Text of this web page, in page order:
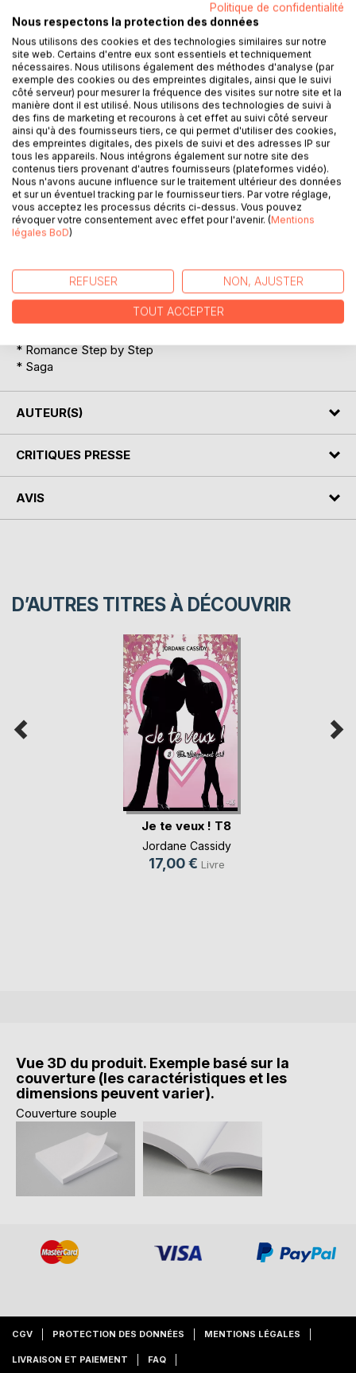
Kaya a lancé la pire sentence à Ethan, la plus délicieuse
aussi. Alors qu'il s'efforce de l'oublier, voilà qu'elle décide
de ne rien lâcher entre eux et lui crie la plus belle preuve
d'amour qu'il puisse recevoir. Bien plus belle qu'un «je
t'aime !».
Comment réagir dans ces conditions alors que le Docteur
Courtois s'amuse à disséquer son comportement et le
pousse dans ses retranchements ? Comment Kaya va-t-
elle mettre en pratique sa menace ? Quelles cartes va-t-
elle jouer pour le faire flancher ?
Ethan n'est pas au bout de ses surprises !
Retrouvez votre princesse préférée prête à tout pour
séduire M. Connard !
* Romance Step by Step
* Saga
AUTEUR(S)
CRITIQUES PRESSE
AVIS
D’AUTRES TITRES À DÉCOUVRIR
Je te veux ! T8
Jordane Cassidy
17,00 € Livre
Vue 3D du produit. Exemple basé sur la
couverture (les caractéristiques et les
dimensions peuvent varier).
Couverture souple
CGV PROTECTION DES DONNÉES MENTIONS LÉGALES
LIVRAISON ET PAIEMENT FAQ
Politique de confidentialité
Nous respectons la protection des données
Nous utilisons des cookies et des technologies similaires sur notre
site web. Certains d'entre eux sont essentiels et techniquement
nécessaires. Nous utilisons également des méthodes d'analyse (par
exemple des cookies ou des empreintes digitales, ainsi que le suivi
côté serveur) pour mesurer la fréquence des visites sur notre site et la
manière dont il est utilisé. Nous utilisons des technologies de suivi à
des fins de marketing et recourons à cet effet au suivi côté serveur
ainsi qu'à des fournisseurs tiers, ce qui permet d'utiliser des cookies,
des empreintes digitales, des pixels de suivi et des adresses IP sur
tous les appareils. Nous intégrons également sur notre site des
contenus tiers provenant d'autres fournisseurs (plateformes vidéo).
Nous n'avons aucune influence sur le traitement ultérieur des données
et sur un éventuel tracking par le fournisseur tiers. Par votre réglage,
vous acceptez les processus décrits ci-dessus. Vous pouvez
révoquer votre consentement avec effet pour l'avenir. (Mentions
légales BoD)
REFUSER NON, AJUSTER
TOUT ACCEPTER